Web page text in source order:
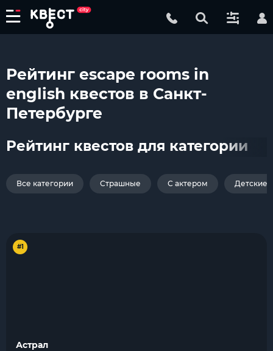
Рейтинг escape rooms in
english квестов в Санкт-
Петербурге
Рейтинг квестов для категории
Все категории Страшные С актером Детские
#1
Астрал